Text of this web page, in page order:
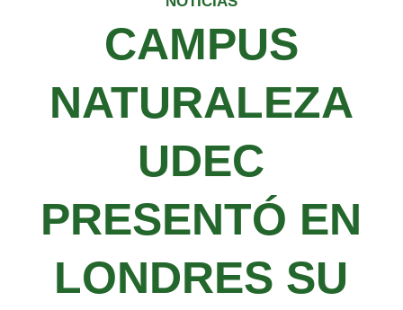
CAMPUS
NATURALEZA
UDEC
PRESENTÓ EN
LONDRES SU